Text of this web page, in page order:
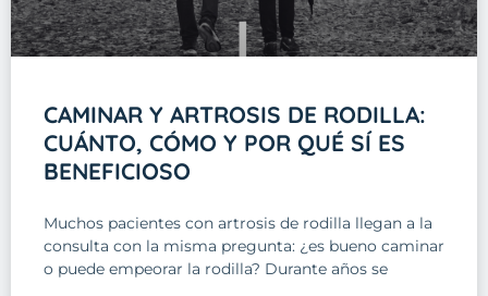
CAMINAR Y ARTROSIS DE RODILLA:
CUÁNTO, CÓMO Y POR QUÉ SÍ ES
BENEFICIOSO
Muchos pacientes con artrosis de rodilla llegan a la
consulta con la misma pregunta: ¿es bueno caminar
o puede empeorar la rodilla? Durante años se